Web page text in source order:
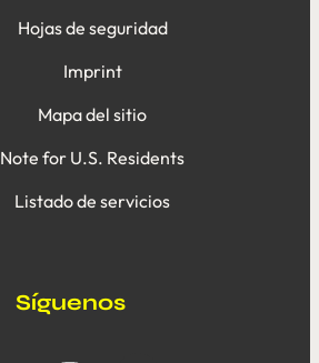
Hojas de seguridad
Imprint
Mapa del sitio
Note for U.S. Residents
Listado de servicios
Síguenos